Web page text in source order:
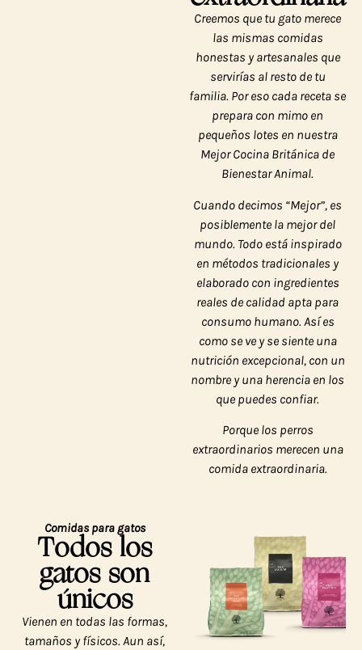
Creemos que tu gato merece
las mismas comidas
honestas y artesanales que
servirías al resto de tu
familia. Por eso cada receta se
prepara con mimo en
pequeños lotes en nuestra
Mejor Cocina Británica de
Bienestar Animal.
Cuando decimos “Mejor”, es
posiblemente la mejor del
mundo. Todo está inspirado
en métodos tradicionales y
elaborado con ingredientes
reales de calidad apta para
consumo humano. Así es
como se ve y se siente una
nutrición excepcional, con un
nombre y una herencia en los
que puedes confiar.
Porque los perros
extraordinarios merecen una
comida extraordinaria.
Comidas para gatos
Todos los
gatos son
únicos
Vienen en todas las formas,
tamaños y físicos. Aun así,